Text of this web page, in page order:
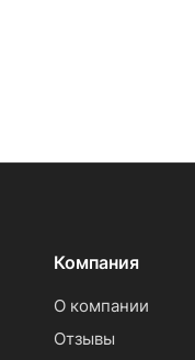
Компания
О компании
Отзывы